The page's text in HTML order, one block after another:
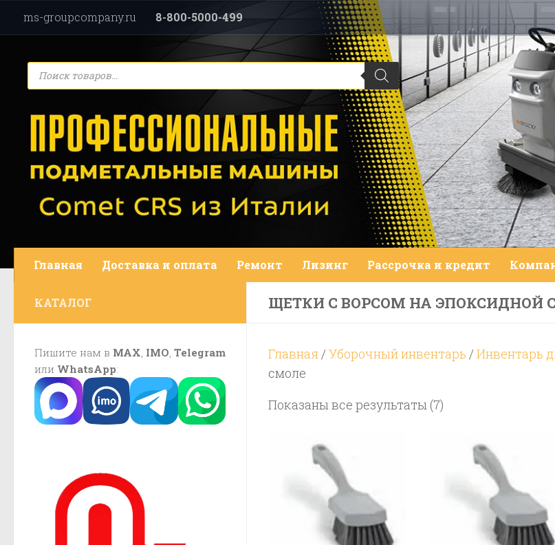
Перейти к содержимому
ms-groupcompany.ru 8-800-5000-499
Поиск
товаров
Главная Доставка и оплата Ремонт Лизинг Рассрочка и кредит
ЩЕТКИ С ВОРСОМ НА ЭПОКСИДНОЙ
Главная / Уборочный инвентарь / Инвентарь
смоле
Показаны все результаты (7)
возрастанию
КАТАЛОГ
Пишите нам в MAX IMO Telegram
или WhatsApp: